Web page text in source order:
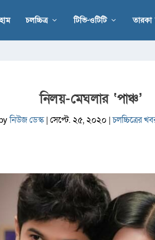
চলচ্চিত্র টিভি-ওটিটি তারকা
নিলয়-মেঘলার ‘পাঞ্চ’
নিউজ ডেস্ক|সেপ্টে. ২৫, ২০২০ |চলচ্চিত্রের